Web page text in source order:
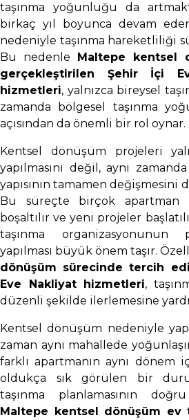
taşınma yoğunluğu da
birkaç yıl boyunca devam
nedeniyle taşınma hareketliliği
Bu nedenle Maltepe kentsel
gerçekleştirilen Şehir İçi
hizmetleri, yalnızca bireysel
zamanda bölgesel taşınma
açısından da önemli bir rol oynar.
Kentsel dönüşüm projeleri
yapılmasını değil, aynı
yapısının tamamen
Bu süreçte birçok apartman
boşaltılır ve yeni projeler
taşınma organizasyonunun
yapılması büyük önem taşır.
dönüşüm sürecinde tercih
Eve Nakliyat hizmetleri,
düzenli şekilde ilerlemesine
Kentsel dönüşüm nedeniyle
zaman aynı mahallede
farklı apartmanın aynı dönem
oldukça sık görülen bir
taşınma planlamasının
Maltepe kentsel dönüşüm ev